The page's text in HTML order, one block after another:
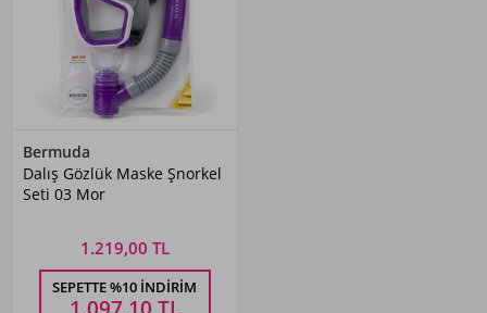
Bermuda
Dalış Gözlük Maske Şnorkel
Seti 03 Mor
1.219,00 TL
SEPETTE %10 İNDIRIM